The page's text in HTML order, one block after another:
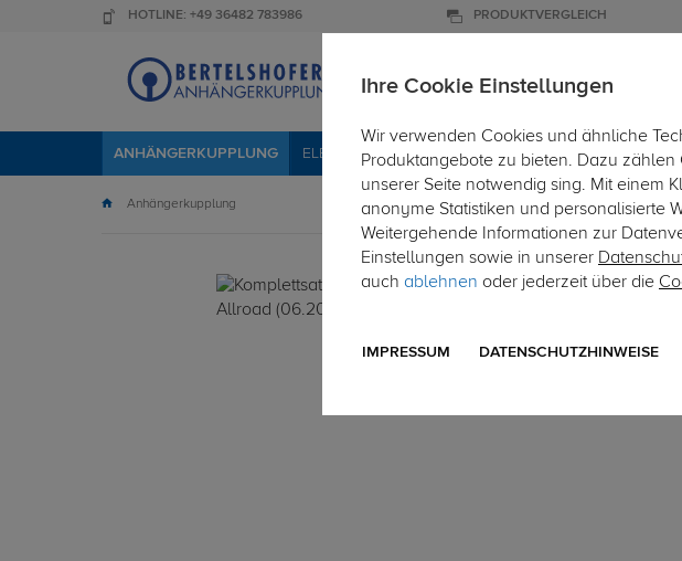
HOTLINE: +49 36482 783986 PRODUKTVERGLEICH
ANHÄNGERKUPPLUNG ELEKTROSÄTZE DACHTRÄGER DACHBOXEN
Anhängerkupplung
Ihre Cookie Einstellungen
Wir verwenden Cookies und ähnliche
Produktangebote zu bieten. Dazu
unserer Seite notwendig sing. Mit einem
anonyme Statistiken und personalisierte
Weitergehende Informationen zur
Einstellungen sowie in unserer
auch ablehnen oder jederzeit über die
IMPRESSUM DATENSCHUTZHINWEISE